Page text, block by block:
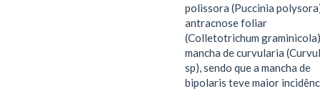
polissora (Puccinia
antracnose foliar
(Colletotrichum
mancha de curvularia
sp), sendo que a mancha de
bipolaris teve maior